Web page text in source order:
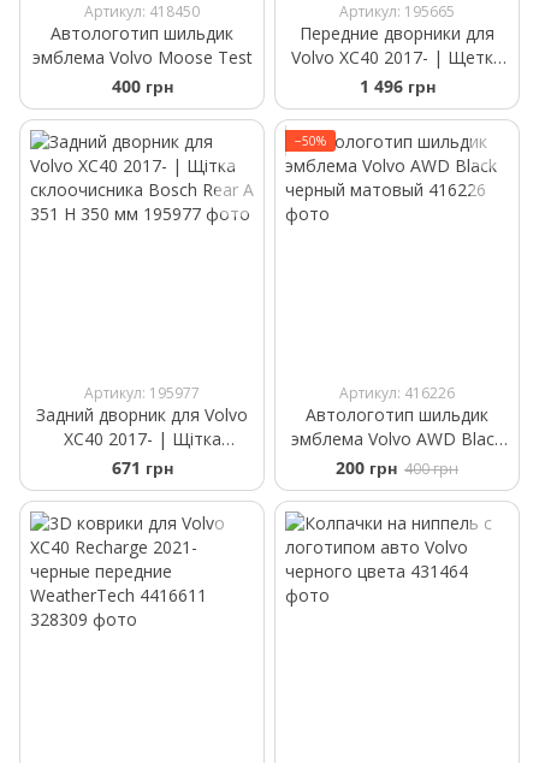
Артикул: 418450
Автологотип шильдик
эмблема Volvo Moose Test
400 грн
Артикул: 195665
Передние дворники для
Volvo XC40 2017- | Щетки
стеклоочистителя
бескаркасные Bosch
AeroTwin A 297 S 600/500
мм
1 496 грн
Артикул: 195977
Задний дворник для Volvo
XC40 2017- | Щітка
склоочисника Bosch Rear A
351 H 350 мм
671 грн
−50%
Артикул: 416226
Автологотип шильдик
эмблема Volvo AWD Black
черный матовый
200 грн 400 грн